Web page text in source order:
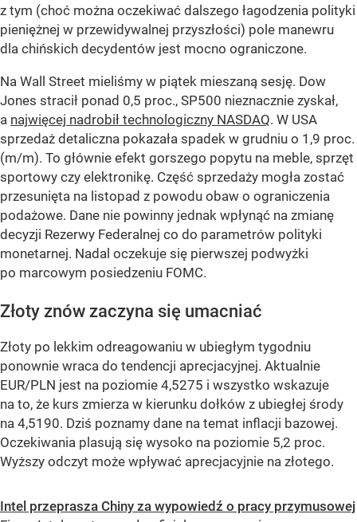
z tym (choć można oczekiwać dalszego łagodzenia polityki
pieniężnej w przewidywalnej przyszłości) pole manewru
dla chińskich decydentów jest mocno ograniczone.
Na Wall Street mieliśmy w piątek mieszaną sesję. Dow
Jones stracił ponad 0,5 proc., SP500 nieznacznie zyskał,
a najwięcej nadrobił technologiczny NASDAQ. W USA
sprzedaż detaliczna pokazała spadek w grudniu o 1,9 proc.
(m/m). To głównie efekt gorszego popytu na meble, sprzęt
sportowy czy elektronikę. Część sprzedaży mogła zostać
przesunięta na listopad z powodu obaw o ograniczenia
podażowe. Dane nie powinny jednak wpłynąć na zmianę
decyzji Rezerwy Federalnej co do parametrów polityki
monetarnej. Nadal oczekuje się pierwszej podwyżki
po marcowym posiedzeniu FOMC.
Złoty znów zaczyna się umacniać
Złoty po lekkim odreagowaniu w ubiegłym tygodniu
ponownie wraca do tendencji aprecjacyjnej. Aktualnie
EUR/PLN jest na poziomie 4,5275 i wszystko wskazuje
na to, że kurs zmierza w kierunku dołków z ubiegłej środy
na 4,5190. Dziś poznamy dane na temat inflacji bazowej.
Oczekiwania plasują się wysoko na poziomie 5,2 proc.
Wyższy odczyt może wpływać aprecjacyjnie na złotego.
Intel przeprasza Chiny za wypowiedź o pracy przymusowej